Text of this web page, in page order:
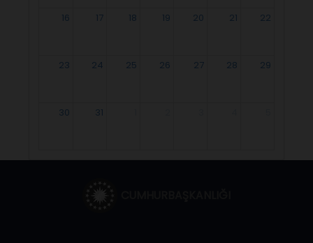
16 17 18 19 20 21 22
23 24 25 26 27 28 29
30 31